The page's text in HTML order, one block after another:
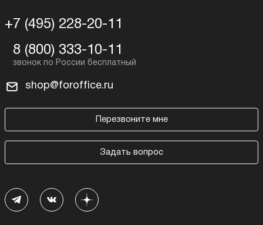
+7 (495) 228-20-11
8 (800) 333-10-11
shop@foroffice.ru
Перезвоните мне
Задать вопрос